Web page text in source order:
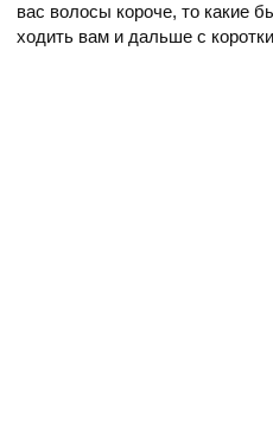
вас волосы короче, то какие
ходить вам и дальше с